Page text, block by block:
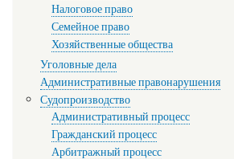
Налоговое право
Семейное право
Хозяйственные общества
Уголовные дела
Административные правонарушения
Судопроизводство
Административный процесс
Гражданский процесс
Арбитражный процесс